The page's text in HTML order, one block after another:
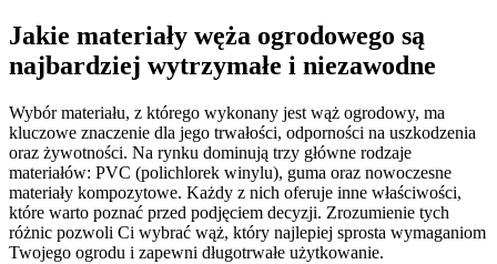
Jakie materiały węża ogrodowego są
najbardziej wytrzymałe i niezawodne
Wybór materiału, z którego wykonany jest wąż ogrodowy, ma
kluczowe znaczenie dla jego trwałości, odporności na uszkodzenia
oraz żywotności. Na rynku dominują trzy główne rodzaje
materiałów: PVC (polichlorek winylu), guma oraz nowoczesne
materiały kompozytowe. Każdy z nich oferuje inne właściwości,
które warto poznać przed podjęciem decyzji. Zrozumienie tych
różnic pozwoli Ci wybrać wąż, który najlepiej sprosta wymaganiom
Twojego ogrodu i zapewni długotrwałe użytkowanie.